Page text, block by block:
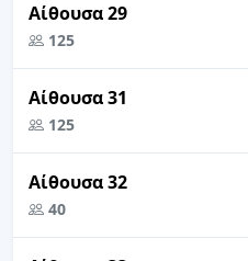
Αίθουσα 29
125
Αίθουσα 31
125
Αίθουσα 32
40